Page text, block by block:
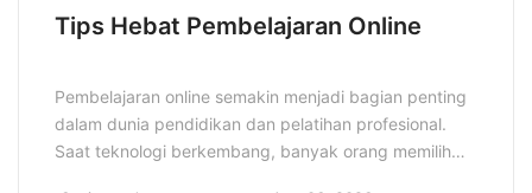
Tips Hebat Pembelajaran Online
Pembelajaran online semakin menjadi bagian penting
dalam dunia pendidikan dan pelatihan profesional.
Saat teknologi berkembang, banyak orang memilih